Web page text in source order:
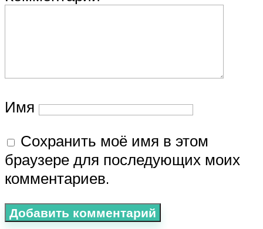
Имя
Сохранить моё имя в этом
браузере для последующих моих
комментариев.